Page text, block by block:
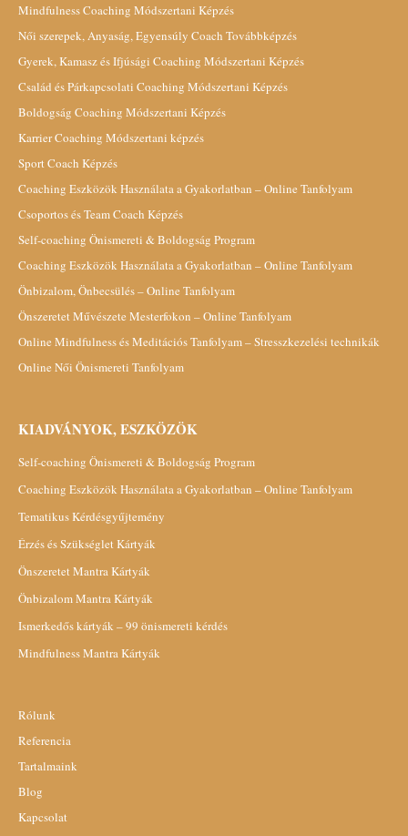
Mindfulness Coaching Módszertani Képzés
Női szerepek, Anyaság, Egyensúly Coach Továbbképzés
Gyerek, Kamasz és Ifjúsági Coaching Módszertani Képzés
Család és Párkapcsolati Coaching Módszertani Képzés
Boldogság Coaching Módszertani Képzés
Karrier Coaching Módszertani képzés
Sport Coach Képzés
Coaching Eszközök Használata a Gyakorlatban – Online Tanfolyam
Csoportos és Team Coach Képzés
Self-coaching Önismereti & Boldogság Program
Coaching Eszközök Használata a Gyakorlatban – Online Tanfolyam
Önbizalom, Önbecsülés – Online Tanfolyam
Önszeretet Művészete Mesterfokon – Online Tanfolyam
Online Mindfulness és Meditációs Tanfolyam – Stresszkezelési technikák
Online Női Önismereti Tanfolyam
KIADVÁNYOK, ESZKÖZÖK
Self-coaching Önismereti & Boldogság Program
Coaching Eszközök Használata a Gyakorlatban – Online Tanfolyam
Tematikus Kérdésgyűjtemény
Érzés és Szükséglet Kártyák
Önszeretet Mantra Kártyák
Önbizalom Mantra Kártyák
Ismerkedős kártyák – 99 önismereti kérdés
Mindfulness Mantra Kártyák
Rólunk
Referencia
Tartalmaink
Blog
Kapcsolat